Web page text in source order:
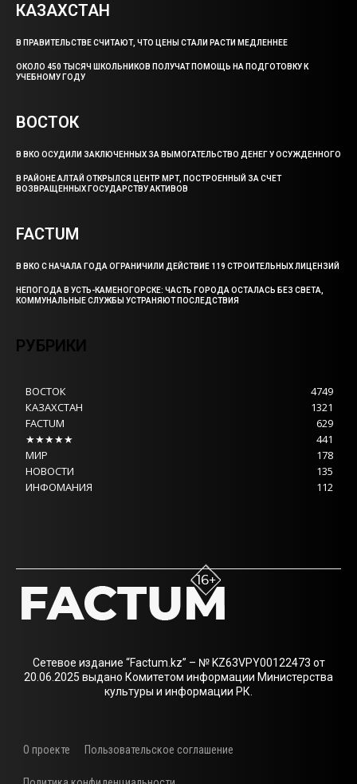
КАЗАХСТАН
В ПРАВИТЕЛЬСТВЕ СЧИТАЮТ, ЧТО ЦЕНЫ СТАЛИ РАСТИ МЕДЛЕННЕЕ
ОКОЛО 450 ТЫСЯЧ ШКОЛЬНИКОВ ПОЛУЧАТ ПОМОЩЬ НА ПОДГОТОВКУ К
УЧЕБНОМУ ГОДУ
ВОСТОК
В ВКО ОСУДИЛИ ЗАКЛЮЧЕННЫХ ЗА ВЫМОГАТЕЛЬСТВО ДЕНЕГ У ОСУЖДЕННОГО
В РАЙОНЕ АЛТАЙ ОТКРЫЛСЯ ЦЕНТР МРТ, ПОСТРОЕННЫЙ ЗА СЧЕТ
ВОЗВРАЩЕННЫХ ГОСУДАРСТВУ АКТИВОВ
FACTUM
В ВКО С НАЧАЛА ГОДА ОГРАНИЧИЛИ ДЕЙСТВИЕ 119 СТРОИТЕЛЬНЫХ ЛИЦЕНЗИЙ
НЕПОГОДА В УСТЬ-КАМЕНОГОРСКЕ: ЧАСТЬ ГОРОДА ОСТАЛАСЬ БЕЗ СВЕТА,
КОММУНАЛЬНЫЕ СЛУЖБЫ УСТРАНЯЮТ ПОСЛЕДСТВИЯ
РУБРИКИ
ВОСТОК
4749
КАЗАХСТАН
1321
FACTUM
629
★★★★★
441
МИР
178
НОВОСТИ
135
ИНФОМАНИЯ
112
Сетевое издание “Factum.kz” – № KZ63VPY00122473 от
20.06.2025 выдано Комитетом информации Министерства
культуры и информации РК.
О проекте Пользовательское соглашение